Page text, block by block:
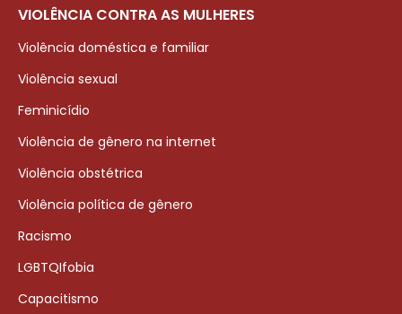
VIOLÊNCIA CONTRA AS MULHERES
Violência doméstica e familiar
Violência sexual
Feminicídio
Violência de gênero na internet
Violência obstétrica
Violência política de gênero
Racismo
LGBTQIfobia
Capacitismo